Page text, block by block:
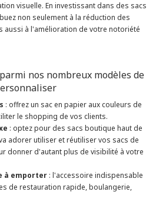
visuelle. En investissant dans des sacs
non seulement à la réduction des
aussi à l'amélioration de votre notoriété
nos nombreux modèles de
: offrez un sac en papier aux couleurs de
le shopping de vos clients.
: optez pour des sacs boutique haut de
adorer utiliser et réutiliser vos sacs de
donner d'autant plus de visibilité à votre
à emporter : l'accessoire indispensable
de restauration rapide, boulangerie,